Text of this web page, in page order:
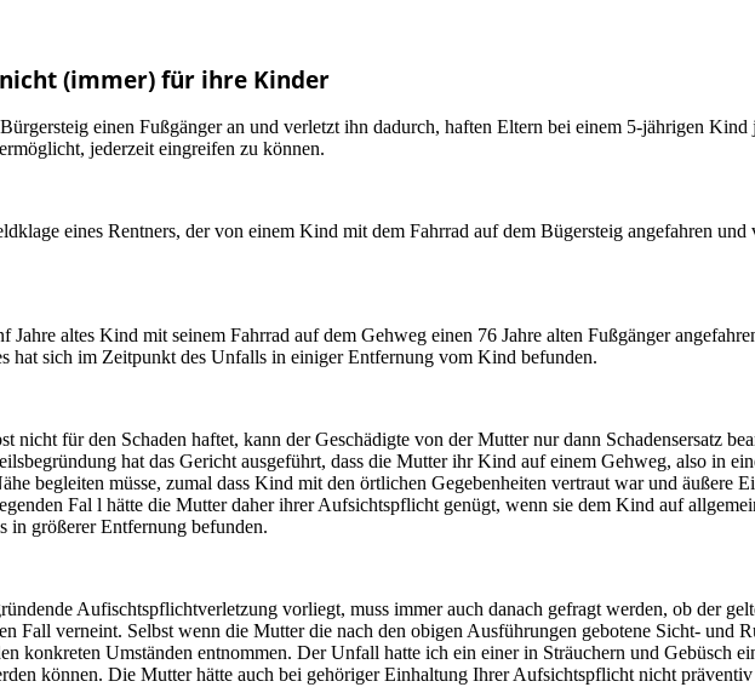
(immer) für ihre Kinder
einen Fußgänger an und verletzt ihn dadurch, haften Eltern bei einem 5-jährigen
jederzeit eingreifen zu können.
eines Rentners, der von einem Kind mit dem Fahrrad auf dem Bügersteig angefahren
Jahre altes Kind mit seinem Fahrrad auf dem Gehweg einen 76 Jahre alten Fußgänger
hat sich im Zeitpunkt des Unfalls in einiger Entfernung vom Kind befunden.
nicht für den Schaden haftet, kann der Geschädigte von der Mutter nur dann Schadensersatz
hat das Gericht ausgeführt, dass die Mutter ihr Kind auf einem Gehweg, also in
begleiten müsse, zumal dass Kind mit den örtlichen Gegebenheiten vertraut war und äußere
Fal l hätte die Mutter daher ihrer Aufsichtspflicht genügt, wenn sie dem Kind auf
in größerer Entfernung befunden.
Aufischtspflichtverletzung vorliegt, muss immer auch danach gefragt werden, ob der
Fall verneint. Selbst wenn die Mutter die nach den obigen Ausführungen gebotene Sicht- und
konkreten Umständen entnommen. Der Unfall hatte ich ein einer in Sträuchern und Gebüsch
können. Die Mutter hätte auch bei gehöriger Einhaltung Ihrer Aufsichtspflicht nicht